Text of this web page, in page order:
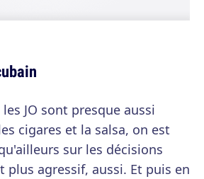
JO sont presque aussi
cigares et la salsa, on est
sur les décisions
plus agressif, aussi. Et puis en